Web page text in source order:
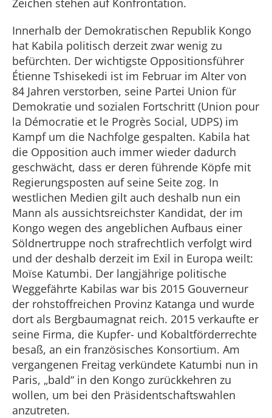
Zeichen stehen auf Konfrontation.
Innerhalb der Demokratischen Republik Kongo
hat Kabila politisch derzeit zwar wenig zu
befürchten. Der wichtigste Oppositionsführer
Étienne Tshisekedi ist im Februar im Alter von
84 Jahren verstorben, seine Partei Union für
Demokratie und sozialen Fortschritt (Union pour
la Démocratie et le Progrès Social, UDPS) im
Kampf um die Nachfolge gespalten. Kabila hat
die Opposition auch immer wieder dadurch
geschwächt, dass er deren führende Köpfe mit
Regierungsposten auf seine Seite zog. In
westlichen Medien gilt auch deshalb nun ein
Mann als aussichtsreichster Kandidat, der im
Kongo wegen des angeblichen Aufbaus einer
Söldnertruppe noch strafrechtlich verfolgt wird
und der deshalb derzeit im Exil in Europa weilt:
Moïse Katumbi. Der langjährige politische
Weggefährte Kabilas war bis 2015 Gouverneur
der rohstoffreichen Provinz Katanga und wurde
dort als Bergbaumagnat reich. 2015 verkaufte er
seine Firma, die Kupfer- und Kobaltförderrechte
besaß, an ein französisches Konsortium. Am
vergangenen Freitag verkündete Katumbi nun in
Paris, „bald“ in den Kongo zurückkehren zu
wollen, um bei den Präsidentschaftswahlen
anzutreten.